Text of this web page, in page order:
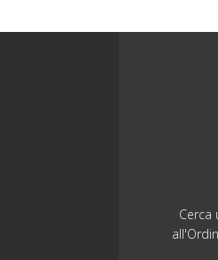
Cerca